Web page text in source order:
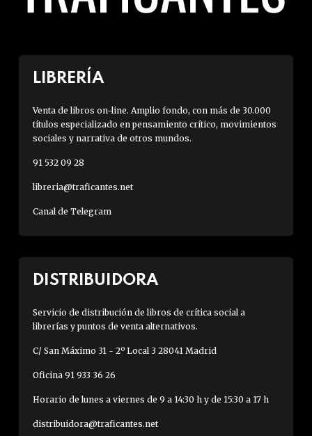
LIBRERÍA
Venta de libros on-line. Amplio fondo, con más de 30.000
títulos especializado en pensamiento crítico, movimientos
sociales y narrativa de otros mundos.
91 532 09 28
libreria@traficantes.net
Canal de Telegram
DISTRIBUIDORA
Servicio de distribución de libros de crítica social a
librerías y puntos de venta alternativos.
C/ San Máximo 31 - 2º Local 3 28041 Madrid
Oficina 91 933 36 26
Horario de lunes a viernes de 9 a 14:30 h y de 15:30 a 17 h
distribuidora@traficantes.net